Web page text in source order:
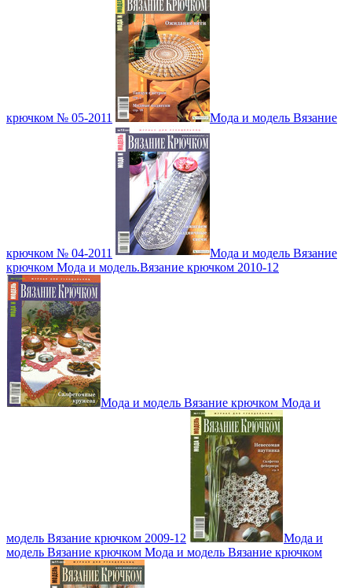
крючком № 05-2011 Мода и модель Вязание
крючком № 04-2011
Мода и модель Вязание
крючком Мода и модель.Вязание крючком 2010-12
Мода и модель Вязание крючком Мода и
модель Вязание крючком 2009-12
Мода и
модель Вязание крючком Мода и модель Вязание крючком